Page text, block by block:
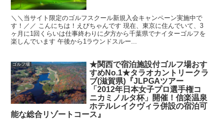
＼＼当サイト限定のゴルフスクール新規入会キャンペーン実施中で
す！／／ こんにちは！えびちゃんです 現在、東京に住んでいて、3
ヶ月に1回くらいは仕事終わりに夕方から千葉県でナイターゴルフを
楽しんでいます 午後から1ラウンドスルー...
ゴルフ場
★関西で宿泊施設付ゴルフ場おす
すめNo.1★タラオカントリークラ
ブ(滋賀県)『JLPGAツアー
「2012年日本女子プロ選手権コ
ニカミノルタ杯」開催！信楽温泉
ホテルレイクヴィラ併設の宿泊可
能な総合リゾートコース』